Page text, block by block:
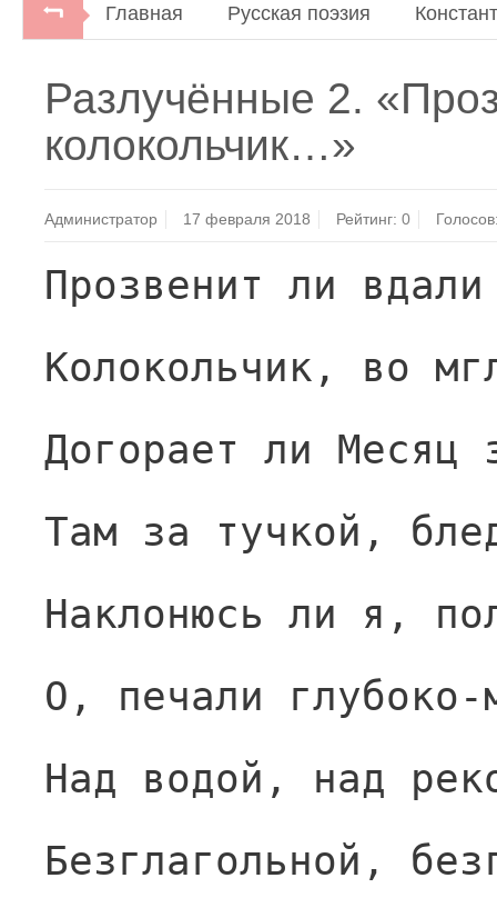
Главная Русская поэзия
Разлучённые 2.
колокольчик…»
Администратор 17 февраля 2018 Рейтинг:0
Прозвенит ли
Колокольчик, во
Догорает ли Месяц
Там за тучкой,
Наклонюсь ли я,
О, печали глубоко-
Над водой, над
Безглагольной,